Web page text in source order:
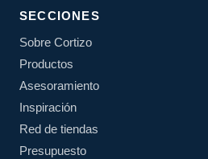
SECCIONES
Sobre Cortizo
Productos
Asesoramiento
Inspiración
Red de tiendas
Presupuesto